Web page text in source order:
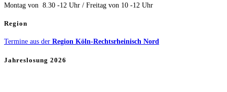
Montag von 8.30 -12 Uhr / Freitag von 10 -12 Uhr
Region
Termine aus der Region Köln-Rechtsrheinisch Nord
Jahreslosung 2026